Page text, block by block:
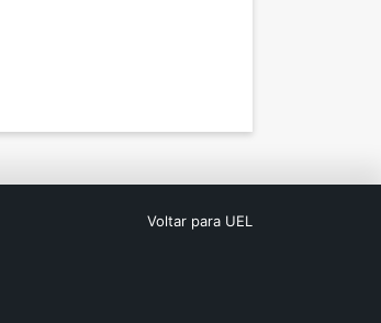
Voltar para UEL